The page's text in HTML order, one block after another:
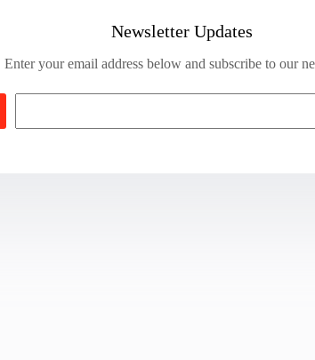
Newsletter Updates
Enter your email address below and subscribe to our